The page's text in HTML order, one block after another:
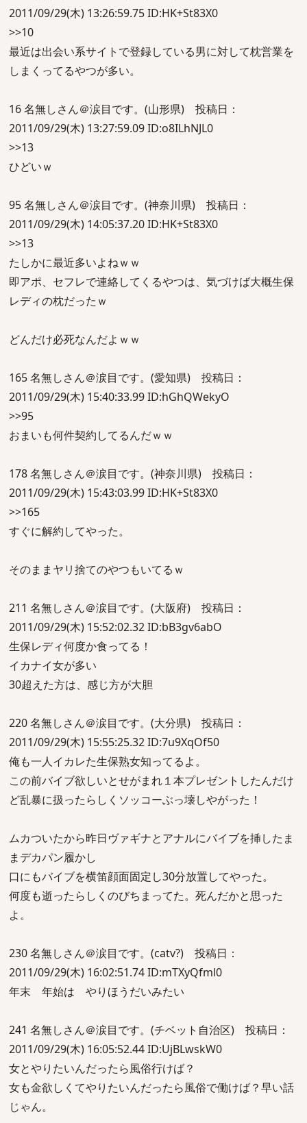
2011/09/29(木) 13:26:59.75 ID:HK+St83X0
>>10
最近は出会い系サイトで登録している男に対して枕営業を
しまくってるやつが多い。
16 名無しさん＠涙目です。(山形県) 投稿日：
2011/09/29(木) 13:27:59.09 ID:o8ILhNJL0
>>13
ひどいｗ
95 名無しさん＠涙目です。(神奈川県) 投稿日：
2011/09/29(木) 14:05:37.20 ID:HK+St83X0
>>13
たしかに最近多いよねｗｗ
即アポ、セフレで連絡してくるやつは、気づけば大概生保
レディの枕だったｗ
どんだけ必死なんだよｗｗ
165 名無しさん＠涙目です。(愛知県) 投稿日：
2011/09/29(木) 15:40:33.99 ID:hGhQWekyO
>>95
おまいも何件契約してるんだｗｗ
178 名無しさん＠涙目です。(神奈川県) 投稿日：
2011/09/29(木) 15:43:03.99 ID:HK+St83X0
>>165
すぐに解約してやった。
そのままヤリ捨てのやつもいてるｗ
211 名無しさん＠涙目です。(大阪府) 投稿日：
2011/09/29(木) 15:52:02.32 ID:bB3gv6abO
生保レディ何度か食ってる！
イカナイ女が多い
30超えた方は、感じ方が大胆
220 名無しさん＠涙目です。(大分県) 投稿日：
2011/09/29(木) 15:55:25.32 ID:7u9XqOf50
俺も一人イカレた生保熟女知ってるよ。
この前バイブ欲しいとせがまれ１本プレゼントしたんだけ
ど乱暴に扱ったらしくソッコーぶっ壊しやがった！
ムカついたから昨日ヴァギナとアナルにバイブを挿したま
まデカパン履かし
口にもバイブを横笛顔面固定し30分放置してやった。
何度も逝ったらしくのびちまってた。死んだかと思った
よ。
230 名無しさん＠涙目です。(catv?) 投稿日：
2011/09/29(木) 16:02:51.74 ID:mTXyQfml0
年末 年始は やりほうだいみたい
241 名無しさん＠涙目です。(チベット自治区) 投稿日：
2011/09/29(木) 16:05:52.44 ID:UjBLwskW0
女とやりたいんだったら風俗行けば？
女も金欲しくてやりたいんだったら風俗で働けば？早い話
じゃん。